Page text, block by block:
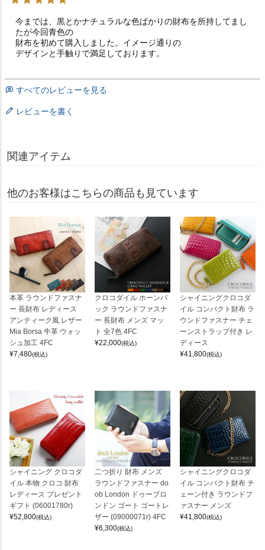
今までは、黒とかナチュラルな色ばかりの財布を所持してまし
たが今回青色の
財布を初めて購入しました。イメージ通りの
デザインと手触りで満足しております。
すべてのレビューを見る
レビューを書く
関連アイテム
他のお客様はこちらの商品も見ています
本革 ラウンドファスナ
ー 長財布 レディース
アンティーク風 レザー
Mia Borsa 牛革 ウォッ
シュ加工 4FC
¥7,480(税込)
クロコダイル ホーンバ
ック ラウンドファスナ
ー 長財布 メンズ マッ
ト 全7色 4FC
¥22,000(税込)
シャイニングクロコダ
イル コンパクト財布 ラ
ウンドファスナー チェ
ーンストラップ付き レ
ディース
¥41,800(税込)
シャイニング クロコダ
イル 本物 クロコ 財布
レディース プレゼント
ギフト (06001780r)
¥52,800(税込)
二つ折り 財布 メンズ
ラウンドファスナー do
ob London ドゥーブロ
ンドン ゴート ゴートレ
ザー (09000071r) 4FC
¥6,300(税込)
シャイニングクロコダ
イル コンパクト財布 チ
ェーン付き ラウンドフ
ァスナー メンズ
¥41,800(税込)